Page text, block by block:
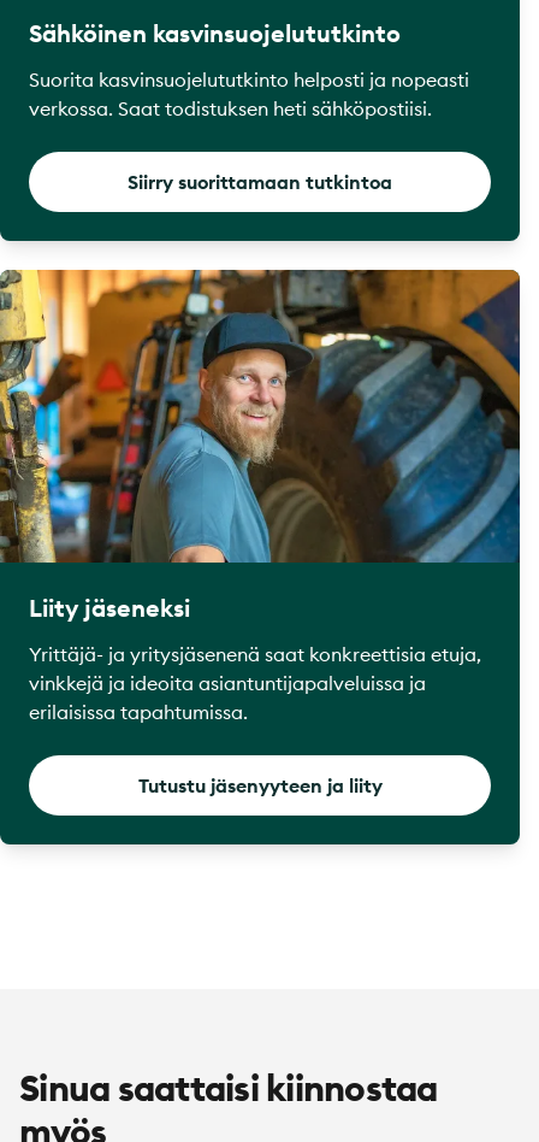
Sähköinen kasvinsuojelututkinto
Suorita kasvinsuojelututkinto helposti ja nopeasti
verkossa. Saat todistuksen heti sähköpostiisi.
Siirry suorittamaan tutkintoa
Liity jäseneksi
Yrittäjä- ja yritysjäsenenä saat konkreettisia etuja,
vinkkejä ja ideoita asiantuntijapalveluissa ja
erilaisissa tapahtumissa.
Tutustu jäsenyyteen ja liity
Sinua saattaisi kiinnostaa
myös